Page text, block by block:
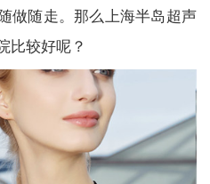
做随走。那么上海半岛超声
比较好呢？